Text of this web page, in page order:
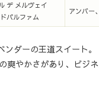
デ メルヴェイ
パルファム
アンバー
ンダーの王道スイート。
爽やかさがあり、ビジ